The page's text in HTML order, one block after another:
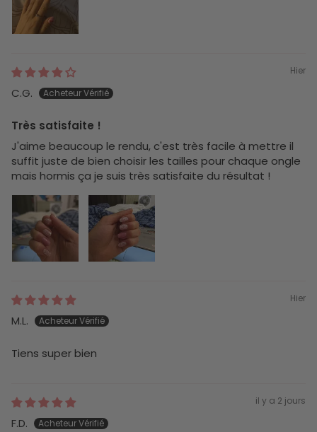
Hier
C.G.
Très satisfaite !
J'aime beaucoup le rendu, c'est très facile à mettre il
suffit juste de bien choisir les tailles pour chaque ongle
mais hormis ça je suis très satisfaite du résultat !
Hier
M.L.
Tiens super bien
il y a 2 jours
F.D.